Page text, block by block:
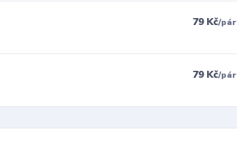
79 Kč/pár
79 Kč/pár